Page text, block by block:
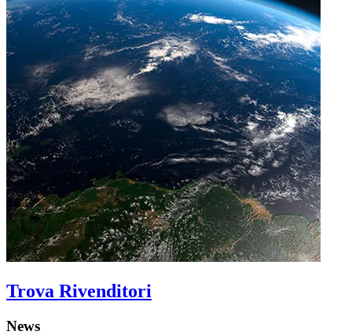
Trova Rivenditori
News